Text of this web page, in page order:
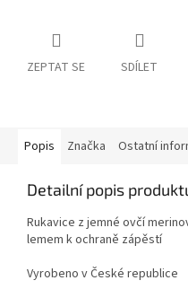
ZEPTAT SE SDÍLET
Popis Značka Ostatní
Detailní popis
Rukavice z jemné ovčí
lemem k ochraně zápěstí
Vyrobeno v České republice